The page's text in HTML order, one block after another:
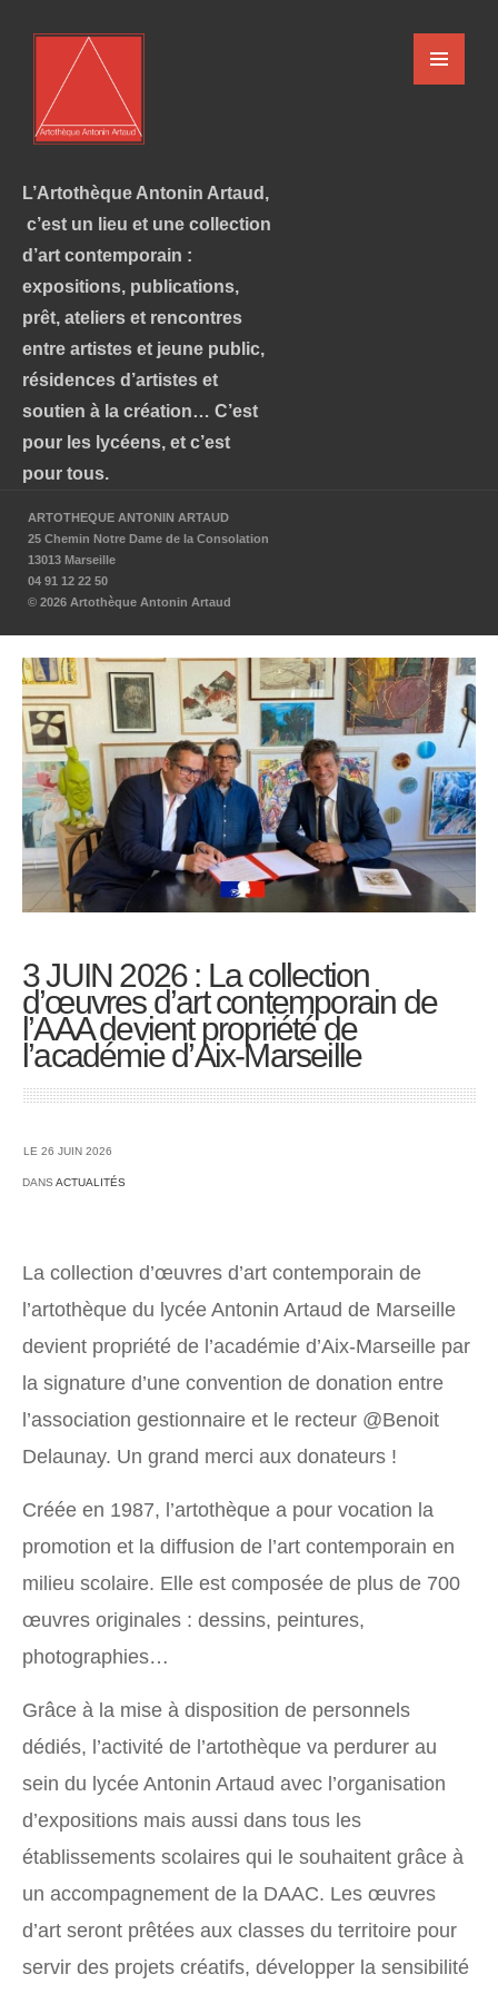
L’Artothèque Antonin Artaud,
c’est un lieu et une collection
d’art contemporain :
expositions, publications,
prêt, ateliers et rencontres
entre artistes et jeune public,
résidences d’artistes et
soutien à la création… C’est
pour les lycéens, et c’est
pour tous.
ARTOTHEQUE ANTONIN ARTAUD
25 Chemin Notre Dame de la Consolation
13013 Marseille
04 91 12 22 50
© 2026 Artothèque Antonin Artaud
3 JUIN 2026 : La collection
d’œuvres d’art contemporain de
l’AAA devient propriété de
l’académie d’Aix-Marseille
LE 26 JUIN 2026
DANS ACTUALITÉS
La collection d’œuvres d’art contemporain de
l’artothèque du lycée Antonin Artaud de Marseille
devient propriété de l’académie d’Aix-Marseille par
la signature d’une convention de donation entre
l’association gestionnaire et le recteur @Benoit
Delaunay. Un grand merci aux donateurs !
Créée en 1987, l’artothèque a pour vocation la
promotion et la diffusion de l’art contemporain en
milieu scolaire. Elle est composée de plus de 700
œuvres originales : dessins, peintures,
photographies…
Grâce à la mise à disposition de personnels
dédiés, l’activité de l’artothèque va perdurer au
sein du lycée Antonin Artaud avec l’organisation
d’expositions mais aussi dans tous les
établissements scolaires qui le souhaitent grâce à
un accompagnement de la DAAC. Les œuvres
d’art seront prêtées aux classes du territoire pour
servir des projets créatifs, développer la sensibilité